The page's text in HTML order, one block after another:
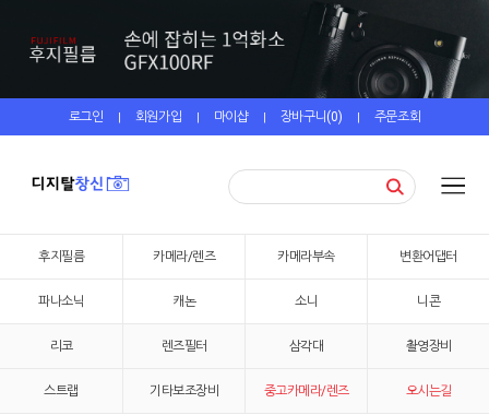
로그인 | 회원가입 | 마이샵 | 장바구니(0) | 주문조회
후지필름 카메라/렌즈 카메라부속 변환어댑터
파나소닉 캐논 소니 니콘
리코 렌즈필터 삼각대 촬영장비
스트랩 기타보조장비 중고카메라/렌즈 오시는길